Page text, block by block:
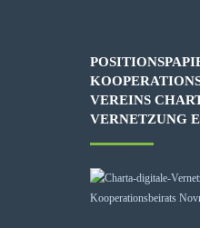
VEREINS
VERNETZUNG